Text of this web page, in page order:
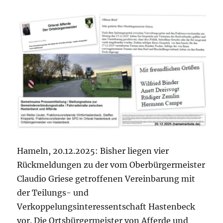
und
Wind/Die
Hameln, 20.12.2025: Bisher liegen vier
Rückmeldungen zu der vom Oberbürgermeister
Claudio Griese getroffenen Vereinbarung mit
der Teilungs- und
Verkoppelungsinteressentschaft Hastenbeck
vor. Die Ortsbürgermeister von Afferde und